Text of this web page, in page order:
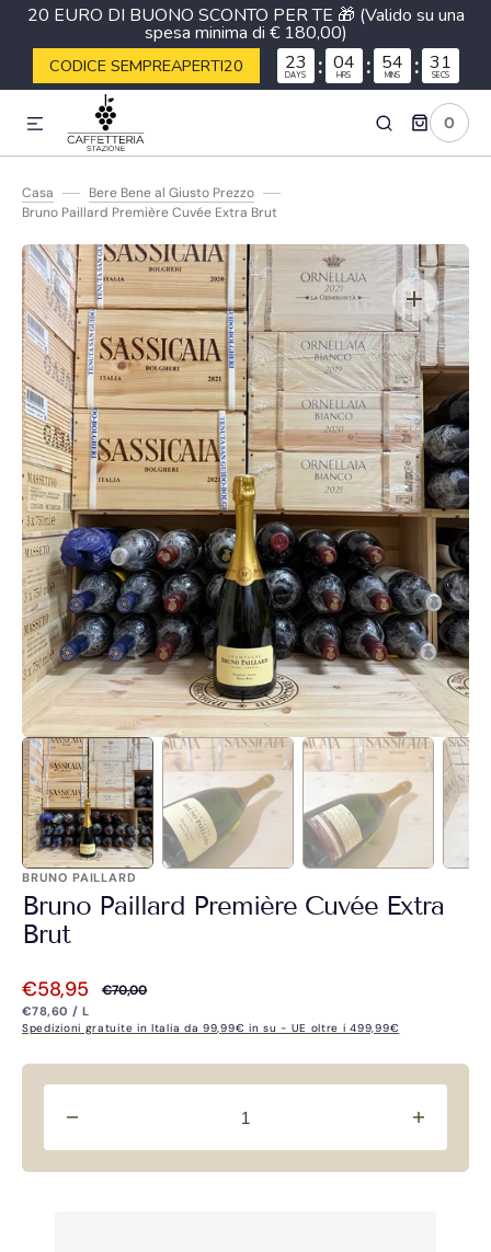
AI CONTENUTI
0
0
ARTICOLI
Casa
Bere Bene al Giusto Prezzo
Bruno Paillard Première Cuvée Extra Brut
BRUNO PAILLARD
Bruno Paillard Première Cuvée Extra
Brut
Prezzo
di
vendita
€58,95
Prezzo
di
listino
€70,00
PREZZO
UNITARIO
€78,60 / PER
L
Spedizioni gratuite in Italia da 99,99€ in su - UE oltre i 499,99€
quantità
per
quantità
per
Apri
dei
contenuti
multimediali
nella
modalità
galleria
20 EURO DI BUONO SCONTO PER TE 🎁 (Valido su una
spesa minima di € 180,00)
CODICE SEMPREAPERTI20 23
DAYS : 04
HRS : 54
MINS : 31
SECS